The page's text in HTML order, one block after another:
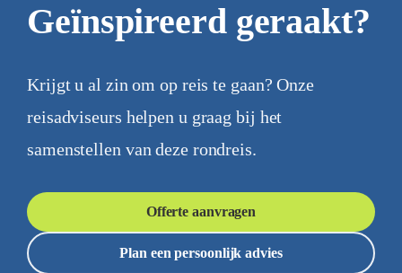
Geïnspireerd geraakt?
Krijgt u al zin om op reis te gaan? Onze
reisadviseurs helpen u graag bij het
samenstellen van deze rondreis.
Offerte aanvragen
Plan een persoonlijk advies